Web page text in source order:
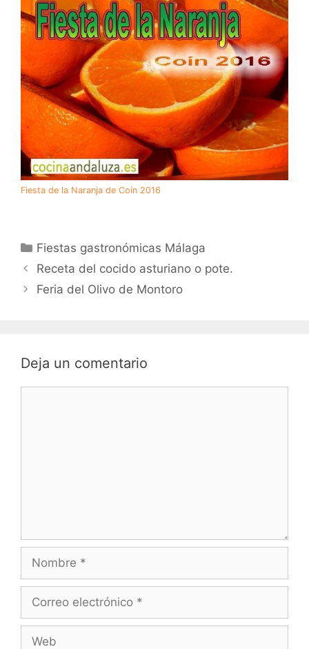
Fiesta de la Naranja de Coín 2016
Categorías
Fiestas gastronómicas Málaga
Receta del cocido asturiano o pote.
Feria del Olivo de Montoro
Deja un comentario
Nombre
Correo
Web